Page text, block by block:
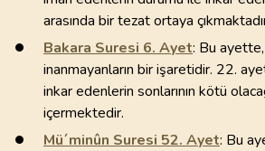
arasında bir tezat ortaya
Bakara Suresi 6. Ayet: Bu
inanmayanların bir işaretidir. 22.
inkar edenlerin sonlarının kötü
içermektedir.
Mü´minûn Suresi 52. Ayet: Bu